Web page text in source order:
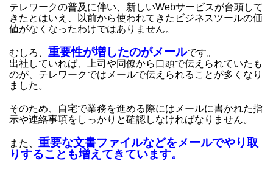
テレワークの普及に伴い、新しいWebサービスが台頭して
きたとはいえ、以前から使われてきたビジネスツールの価
値がなくなったわけではありません。
むしろ、 重要性が増したのがメールです。
出社していれば、上司や同僚から口頭で伝えられていたも
のが、テレワークではメールで伝えられることが多くなり
ました。
そのため、自宅で業務を進める際にはメールに書かれた指
示や連絡事項をしっかりと確認しなければなりません。
また、 重要な文書ファイルなどをメールでやり取
りすることも増えてきています。